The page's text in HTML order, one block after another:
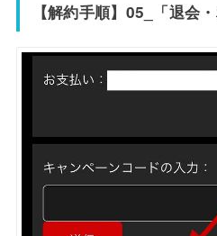
【解約手順】05_「退会